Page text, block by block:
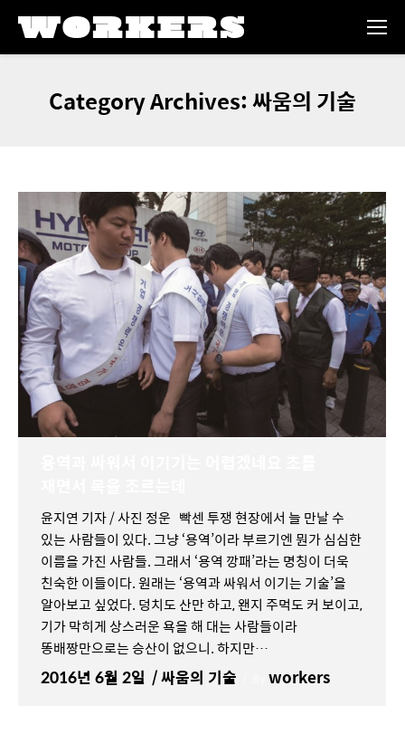
Category Archives:싸움의 기술
윤지연 기자 / 사진 정운 빡센 투쟁 현장에서 늘 만날 수
있는 사람들이 있다. 그냥 ‘용역’이라 부르기엔 뭔가 심심한
이름을 가진 사람들. 그래서 ‘용역 깡패’라는 명칭이 더욱
친숙한 이들이다. 원래는 ‘용역과 싸워서 이기는 기술’을
알아보고 싶었다. 덩치도 산만 하고, 왠지 주먹도 커 보이고,
기가 막히게 상스러운 욕을 해 대는 사람들이라
똥배짱만으로는 승산이 없으니. 하지만…
2016년 6월 2일 싸움의 기술 workers